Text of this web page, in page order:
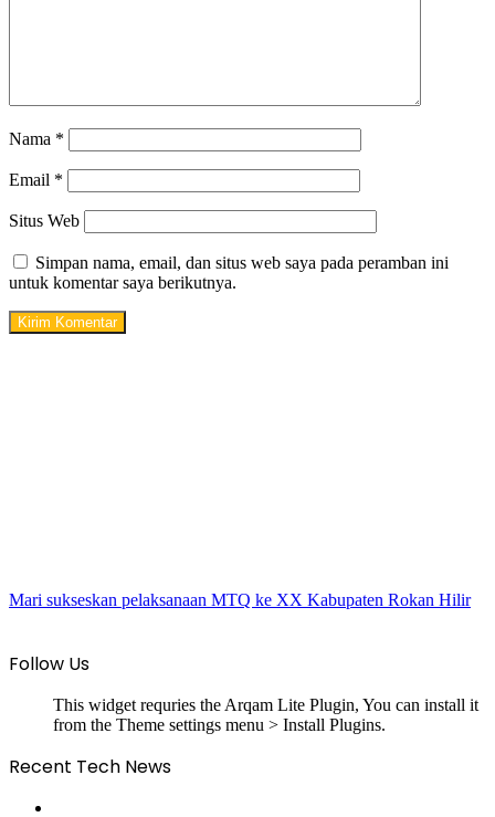
Nama *
Email *
Situs Web
Simpan nama, email, dan situs web saya pada peramban ini
untuk komentar saya berikutnya.
Mari sukseskan pelaksanaan MTQ ke XX Kabupaten Rokan Hilir
Follow Us
This widget requries the Arqam Lite Plugin, You can install it
from the Theme settings menu > Install Plugins.
Recent Tech News